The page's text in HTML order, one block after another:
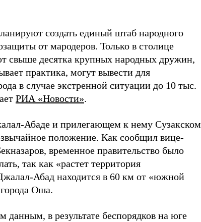
создать единый штаб народного
от мародеров. Только в столице
свыше десятка крупных народных дружин,
практика, могут вывести для
в случае экстренной ситуации до 10 тыс.
РИА «Новости».
Абаде и прилегающем к нему Сузакском
положение. Как сообщил вице-
временное правительство было
так как «растет территория
Абад находится в 60 км от «южной
города Оша.
данным, в результате беспорядков на юге